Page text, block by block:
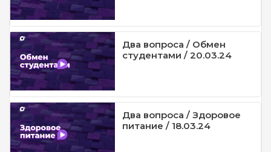
Два вопроса / Обмен
студентами / 20.03.24
Два вопроса / Здоровое
питание / 18.03.24